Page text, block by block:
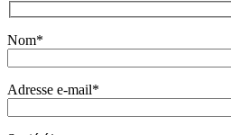
Nom*
Adresse e-mail*